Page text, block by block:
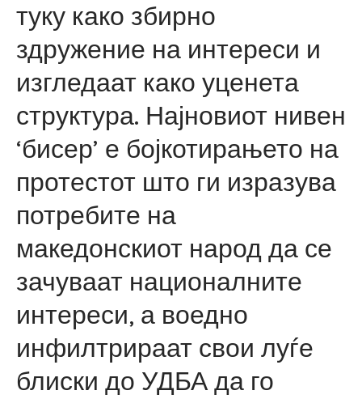
туку како збирно
здружение на интереси и
изгледаат како уценета
структура. Најновиот нивен
‘бисер’ е бојкотирањето на
протестот што ги изразува
потребите на
македонскиот народ да се
зачуваат националните
интереси, а воедно
инфилтрираат свои луѓе
блиски до УДБА да го